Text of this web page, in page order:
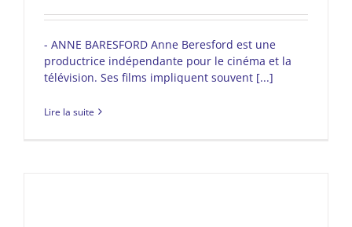
- ANNE BARESFORD Anne Beresford est une
productrice indépendante pour le cinéma et la
télévision. Ses films impliquent souvent [...]
Lire la suite